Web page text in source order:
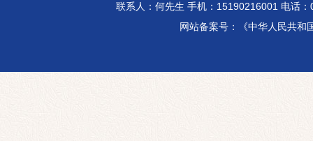
联系人：何先生 手机： 15190216001 电话
网站备案号：《中华人民共和